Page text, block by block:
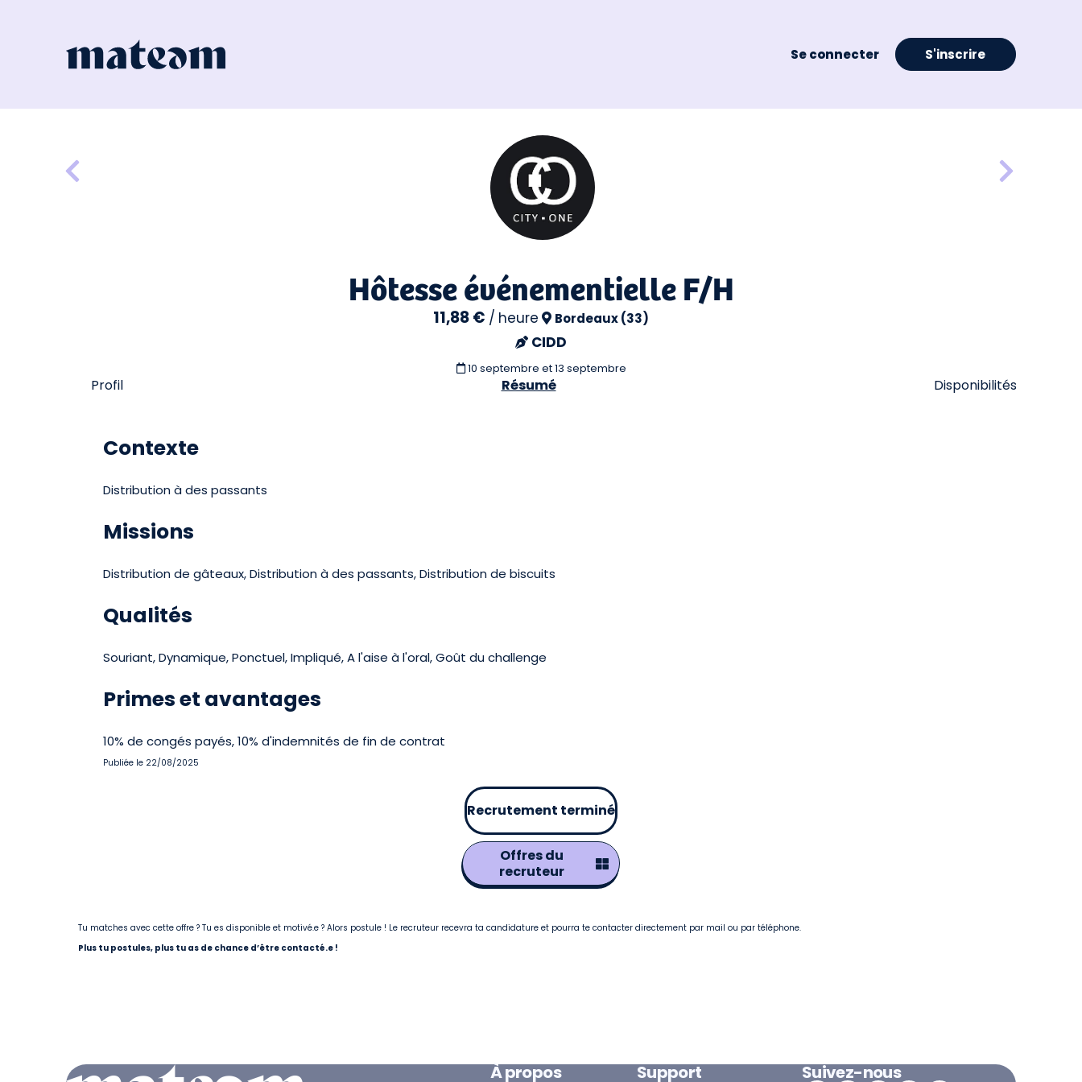
Se connecter S'inscrire
Hôtesse événementielle F/H
11,88 € / heure Bordeaux (33)
CIDD
10 septembre et 13 septembre
Profil Résumé Disponibilités
Contexte
Distribution à des passants
Missions
Distribution de gâteaux, Distribution à des passants, Distribution de biscuits
Qualités
Souriant, Dynamique, Ponctuel, Impliqué, A l'aise à l'oral, Goût du challenge
Primes et avantages
10% de congés payés, 10% d'indemnités de fin de contrat
Publiée le 22/08/2025
Recrutement terminé
Offres du
recruteur
Tu matches avec cette offre ? Tu es disponible et motivé.e ? Alors postule ! Le recruteur recevra ta candidature et pourra te contacter directement par mail ou par téléphone.
Plus tu postules, plus tu as de chance d’être contacté.e !
À propos Support Suivez-nous